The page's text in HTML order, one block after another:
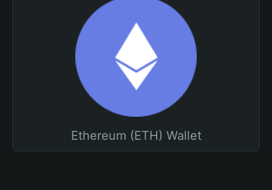
Ethereum (ETH) Wallet